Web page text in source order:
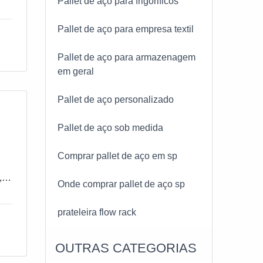
L,
Pallet de aço para empresa textil
Pallet de aço para armazenagem
em geral
Pallet de aço personalizado
Pallet de aço sob medida
Comprar pallet de aço em sp
Onde comprar pallet de aço sp
prateleira flow rack
OUTRAS CATEGORIAS